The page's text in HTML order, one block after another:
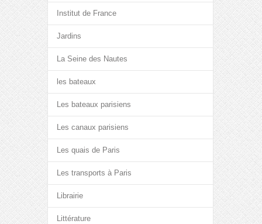
Institut de France
Jardins
La Seine des Nautes
les bateaux
Les bateaux parisiens
Les canaux parisiens
Les quais de Paris
Les transports à Paris
Librairie
Littérature